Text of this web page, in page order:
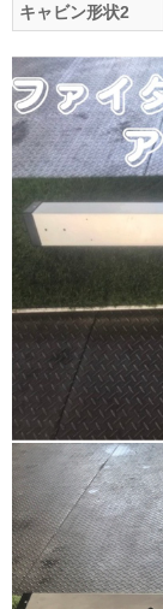
キャビン形状2